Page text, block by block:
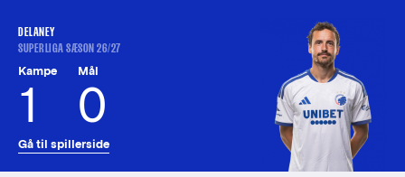
DELANEY
SUPERLIGA SÆSON 26/27
Kampe
1
Mål
0
Gå til spillerside